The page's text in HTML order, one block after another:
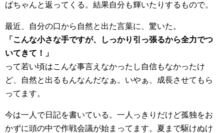
ばちゃんと返ってくる。結果自分も輝いたりするもので。
最近、自分の口から自然と出た言葉に、驚いた。
「こんな小さな手ですが、しっかり引っ張るから全力でつ
いてきて！」
って若い頃はこんな事言えなかったし自信もなかったけ
ど、自然と出るもんなんだなぁ。いやぁ、成長させてもら
ってます。
今は一人で日記を書いている。一人っきりだけど孤独をお
かずに頭の中で作戦会議が始まってます。夏まで駆けぬけ